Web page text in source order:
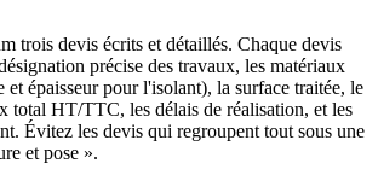
trois devis écrits et détaillés. Chaque devis
précise des travaux, les matériaux
et épaisseur pour l'isolant), la surface traitée, le
total HT/TTC, les délais de réalisation, et les
Évitez les devis qui regroupent tout sous une
et pose ».